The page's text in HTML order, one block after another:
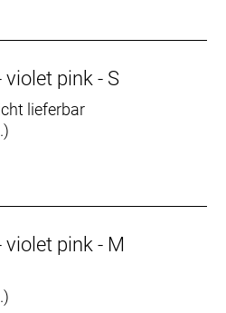
10°, 31.8, Black
31.6mm, 350mm, Black
pink - S
lieferbar
pink - M